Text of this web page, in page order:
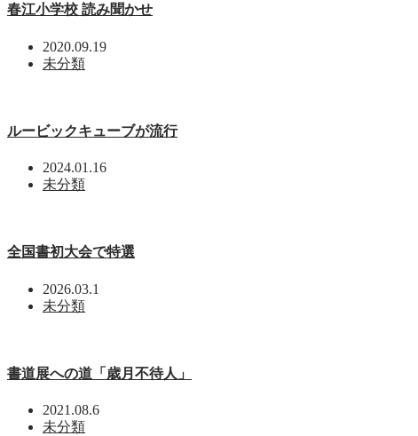
春江小学校 読み聞かせ
2020.09.19
未分類
ルービックキューブが流行
2024.01.16
未分類
全国書初大会で特選
2026.03.1
未分類
書道展への道「歳月不待人」
2021.08.6
未分類